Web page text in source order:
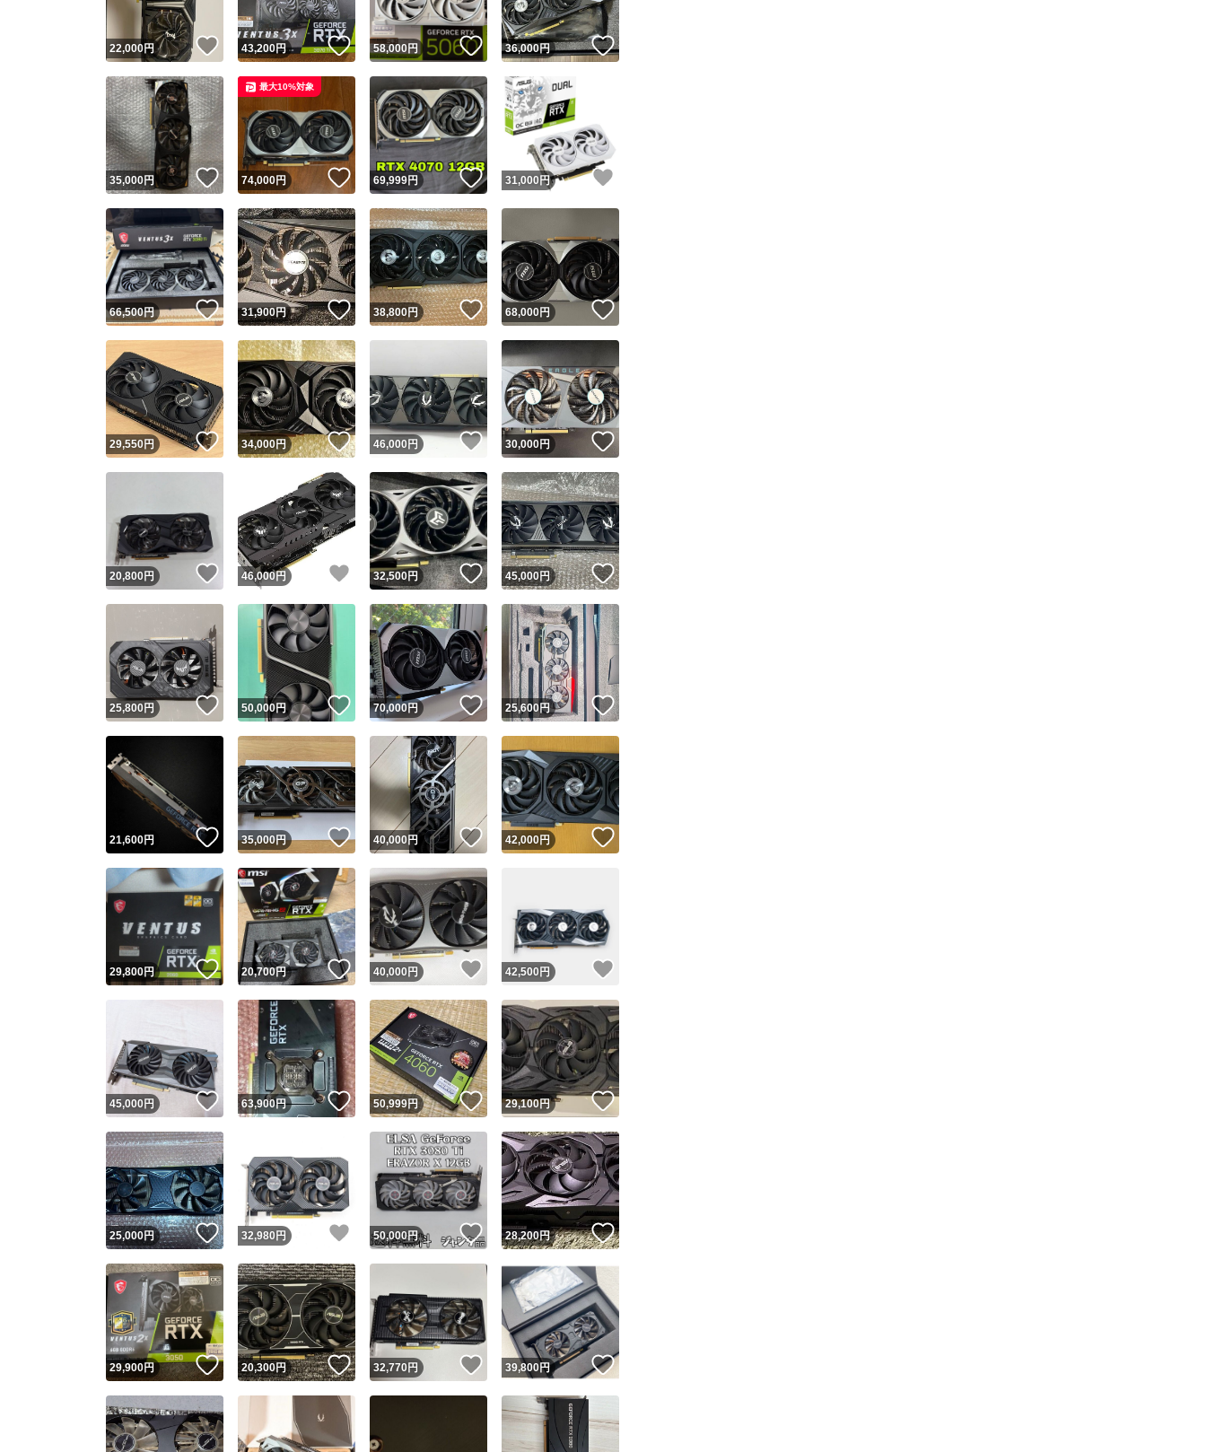
ユーザーの実績について
Yahoo!フリマが定めた一定の基準を満たしたユーザーにバッジを付与しています
安心取引出品者
安心取引出品者 Yahoo!フリマの基準をクリアした安心・安全なユーザーです
取引実績
取引実績◯+ このユーザーはYahoo!フリマの取引を完了させた実績があります
他フリマ実績◯+ このユーザーは他フリマサービスでの取引実績があります
スピード&安心発送
※このバッジは実績に基づく表示であり、発送を保証しているものではありません
スピード＆安心発送
このユーザーは高頻度で24時間以内＆設定した発送日数内に発送してい
ます
スピード発送 このユーザーは高頻度で24時間以内に発送しています
安心発送 このユーザーは設定した発送日数内に発送しています
この商品の情報をコピーします
商品画像の 無断転載は禁止されています
コピーは1商品につき1回
出品ページへ
キャンセル
22,000円 いいね！
43,200円 いいね！
58,000円 いいね！
36,000円 いいね！
35,000円 いいね！
74,000円 いいね！
最大10%対象
69,999円 いいね！
31,000 円
66,500円 いいね！
31,900円 いいね！
38,800円 いいね！
68,000円
29,550円 いいね！
34,000円 いいね！
46,000 円 いいね！
30,000円 いいね！
20,800円 いいね！
46,000円 いいね！
32,500円 いいね！
45,000円 いいね！
25,800円 いいね！
50,000円 いいね！
70,000円 いいね！
25,600円 いいね！
21,600円 いいね！
35,000円 いいね！
40,000円 いいね！
42,000円
29,800円 いいね！
20,700円 いいね！
40,000 円 いいね！
42,500 円
45,000円 いいね！
63,900円 いいね！
50,999円 いいね！
29,100円 いいね！
25,000円 いいね！
32,980 円 いいね！
50,000円 いいね！
28,200円 いいね！
29,900円 いいね！
20,300円 いいね！
32,770円 いいね！
39,800円